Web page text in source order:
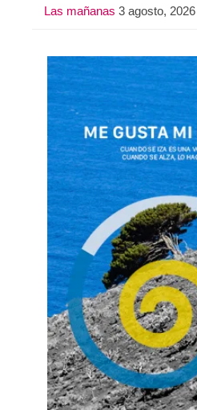
Las mañanas 3 agosto, 2026